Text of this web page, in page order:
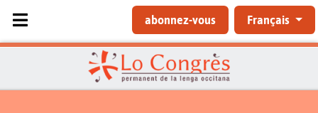
Sélectionnez votre langue
abonnez-vous Français